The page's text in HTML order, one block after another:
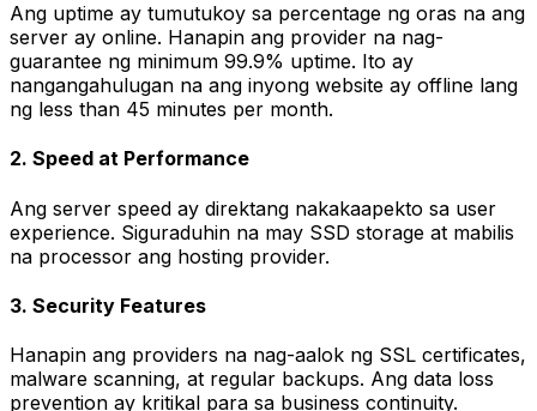
Ang uptime ay tumutukoy sa percentage ng oras na ang
server ay online. Hanapin ang provider na nag-
guarantee ng minimum 99.9% uptime. Ito ay
nangangahulugan na ang inyong website ay offline lang
ng less than 45 minutes per month.
2. Speed at Performance
Ang server speed ay direktang nakakaapekto sa user
experience. Siguraduhin na may SSD storage at mabilis
na processor ang hosting provider.
3. Security Features
Hanapin ang providers na nag-aalok ng SSL certificates,
malware scanning, at regular backups. Ang data loss
prevention ay kritikal para sa business continuity.